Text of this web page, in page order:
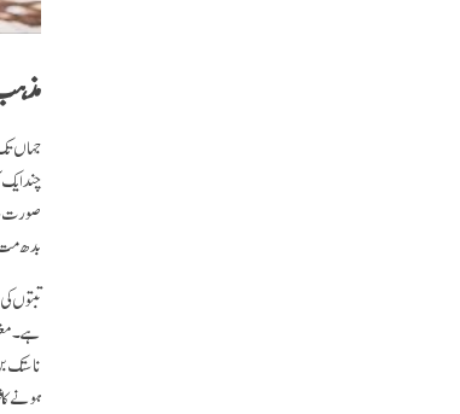
جہاں
صورت
بدھ مت
ہے۔
ناستک
ہونے